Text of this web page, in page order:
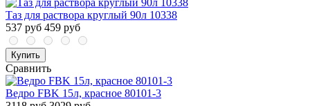
Таз для раствора круглый 90л 10338
537 руб 459 руб
Купить
Сравнить
Ведро FBK 15л, красное 80101-3